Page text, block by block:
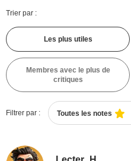
Trier par :
Les plus utiles
Membres avec le plus de
critiques
Filtrer par : Toutes les notes